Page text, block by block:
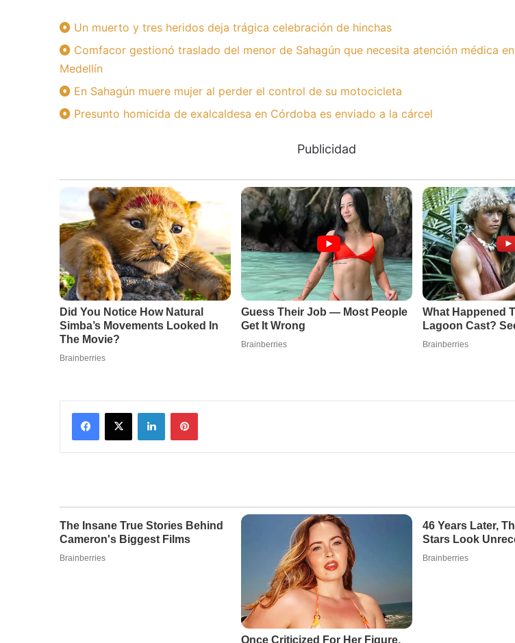
Un muerto y tres heridos deja trágica celebración de hinchas
Comfacor gestionó traslado del menor de Sahagún que necesita atención médica en
Medellín
En Sahagún muere mujer al perder el control de su motocicleta
Presunto homicida de exalcaldesa en Córdoba es enviado a la cárcel
Publicidad
Facebook
X LinkedInPinterest